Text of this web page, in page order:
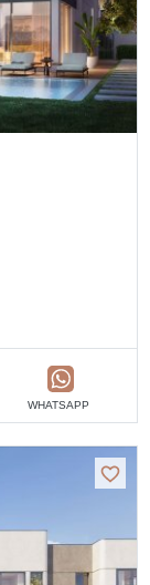
WHATSAPP